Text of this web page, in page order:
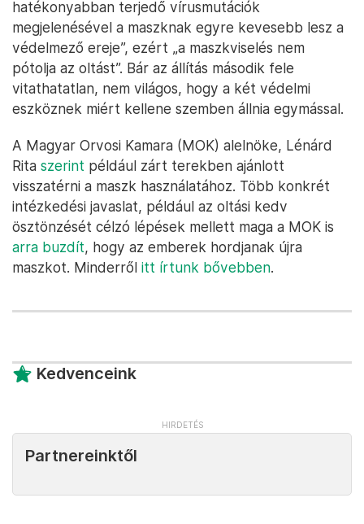
hatékonyabban terjedő vírusmutációk
megjelenésével a maszknak egyre kevesebb lesz a
védelmező ereje”, ezért „a maszkviselés nem
pótolja az oltást”. Bár az állítás második fele
vitathatatlan, nem világos, hogy a két védelmi
eszköznek miért kellene szemben állnia egymással.
A Magyar Orvosi Kamara (MOK) alelnöke, Lénárd
Rita szerint például zárt terekben ajánlott
visszatérni a maszk használatához. Több konkrét
intézkedési javaslat, például az oltási kedv
ösztönzését célzó lépések mellett maga a MOK is
arra buzdít, hogy az emberek hordjanak újra
maszkot. Minderről itt írtunk bővebben.
Kedvenceink
Partnereinktől